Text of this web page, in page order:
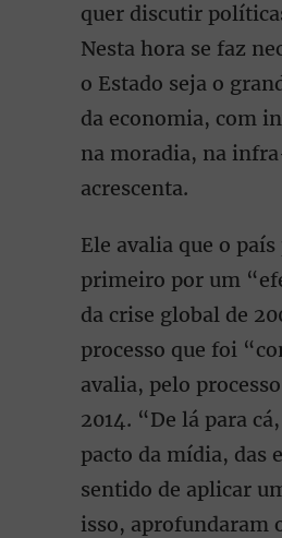
quer discutir
Nesta hora se faz
o Estado seja o
da economia, com
na moradia, na
acrescenta.
Ele avalia que o país
primeiro por um
da crise global de
processo que foi
avalia, pelo
2014. “De lá para
pacto da mídia, das
sentido de aplicar
isso, aprofundaram